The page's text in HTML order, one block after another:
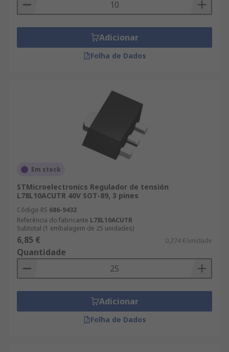
Adicionar
Folha de Dados
Em stock
STMicroelectronics Regulador de tensión
L78L10ACUTR 40V SOT-89, 3 pines
Código RS 686-9432
Referência do fabricante L78L10ACUTR
Subtotal (1 embalagem de 25 unidades)
6,85 € 0,274 €/unidade
Quantidade
Adicionar
Folha de Dados